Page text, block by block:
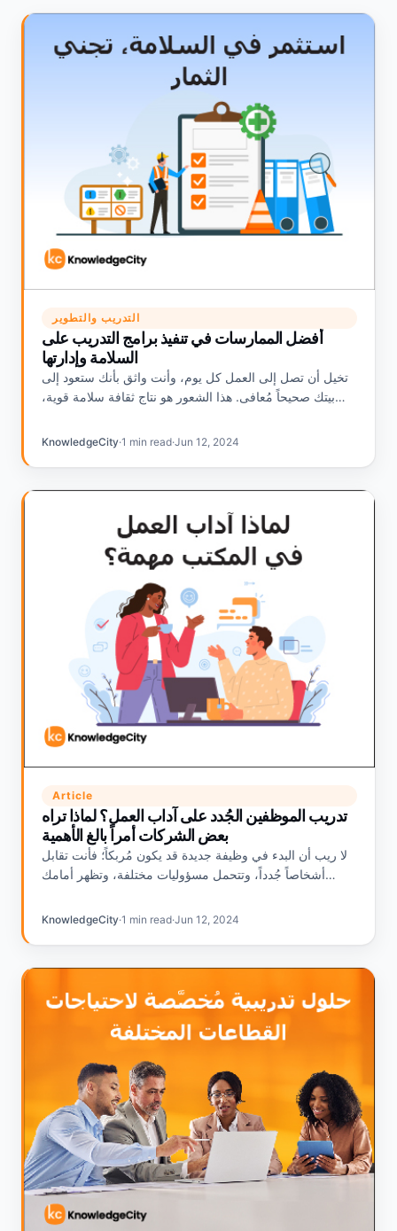
التدريب والتطوير
أفضل الممارسات في تنفيذ برامج التدريب على
السلامة وإدارتها
تخيل أن تصل إلى العمل كل يوم، وأنت واثق بأنك ستعود إلى
بيتك صحيحاً مُعافى. هذا الشعور هو نتاج ثقافة سلامة قوية،
KnowledgeCity·1 min read·Jun 12, 2024
Article
تدريب الموظفين الجُدد على آداب العمل؟ لماذا تراه
بعض الشركات أمراً بالغ الأهمية
لا ريب أن البدء في وظيفة جديدة قد يكون مُربكاً؛ فأنت تقابل
أشخاصاً جُدداً، وتتحمل مسؤوليات مختلفة، وتظهر أمامك
KnowledgeCity·1 min read·Jun 12, 2024